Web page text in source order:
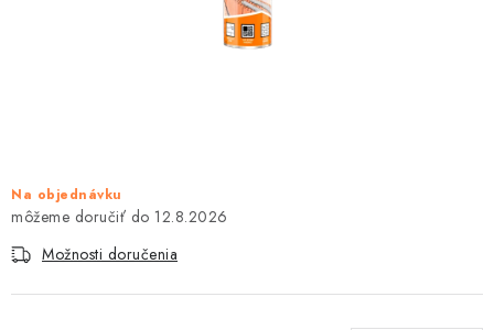
Formulár na odstúpenie od zmluvy
Formulár na reklamáciu tovaru
Na objednávku
12.8.2026
Možnosti doručenia